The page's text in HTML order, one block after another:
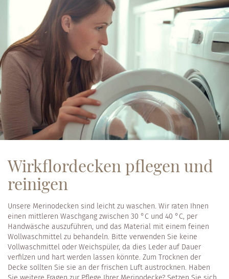
Wirkflordecken pflegen und
reinigen
Unsere Merinodecken sind leicht zu waschen. Wir raten Ihnen
einen mittleren Waschgang zwischen 30 °C und 40 °C, per
Handwäsche auszuführen, und das Material mit einem feinen
Wollwaschmittel zu behandeln. Bitte verwenden Sie keine
Vollwaschmittel oder Weichspüler, da dies Leder auf Dauer
verfilzen und hart werden lassen könnte. Zum Trocknen der
Decke sollten Sie sie an der frischen Luft austrocknen. Haben